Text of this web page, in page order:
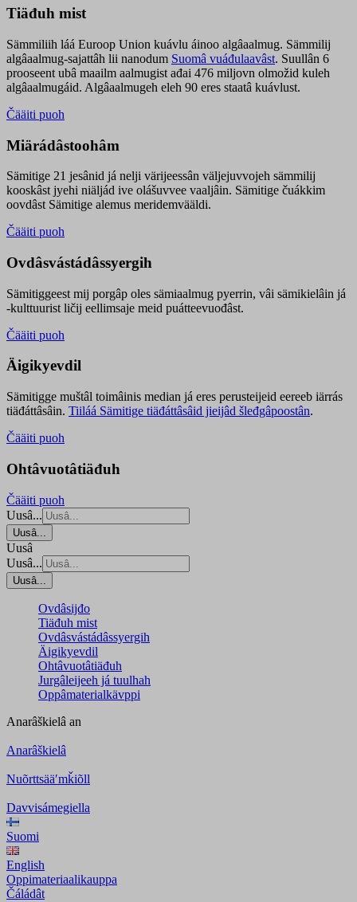
Tiäđuh mist
Sämmiliih láá Euroop Union kuávlu áinoo algâaalmug. Sämmilij
algâaalmug-sajattâh lii nanodum Suomâ vuáđulaavâst. Suullân 6
prooseent ubâ maailm aalmugist ađai 476 miljovn olmožid kuleh
algâaalmugáid. Algâaalmugeh eleh 90 eres staatâ kuávlust.
Čääiti puoh
Miärádâstoohâm
Sämitige 21 jesânid já nelji värijeessân väljejuvvojeh sämmilij
kooskâst jyehi niäljád ive olášuvvee vaaljâin. Sämitige čuákkim
oovdâst Sämitige alemus meridemvääldi.
Čääiti puoh
Ovdâsvástádâssyergih
Sämitiggeest mij porgâp oles sämiaalmug pyerrin, vâi sämikielâin já
-kulttuurist ličij eellimsaje meid puátteevuođâst.
Čääiti puoh
Äigikyevdil
Sämitigge muštâl toimâinis median já eres perusteijeid eereeb iärrás
tiäđáttâsâin. Tiiláá Sämitige tiäđáttâsâid jieijâd šleđgâpoostân.
Čääiti puoh
Ohtâvuotâtiäđuh
Čääiti puoh
Uusâ...
Uusâ...
Uusâ
Uusâ...
Uusâ...
Ovdâsijđo
Tiäđuh mist
Ovdâsvástádâssyergih
Äigikyevdil
Ohtâvuotâtiäđuh
Jurgâleijeeh já tuulhah
Oppâmaterialkävppi
Anarâškielâ an
Anarâškielâ
Nuõrttsääʹmǩiõll
Davvisámegiella
Suomi
English
Oppimateriaalikauppa
Čáládât